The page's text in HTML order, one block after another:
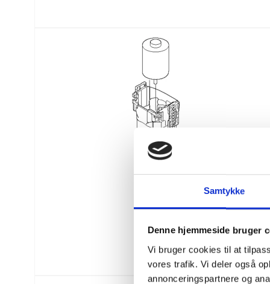
Samtykke
Denne hjemmeside bruger
Vi bruger cookies til at
vores trafik. Vi deler også
annonceringspartnere og